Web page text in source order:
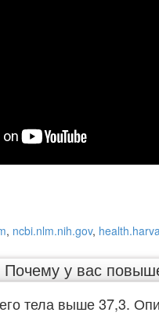
, ncbi.nlm.nih.gov,
у вас
тела выше 37,3.